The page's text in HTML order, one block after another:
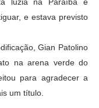
e estava previsto
Gian Patolino
na arena verde do
para agradecer a
um título.